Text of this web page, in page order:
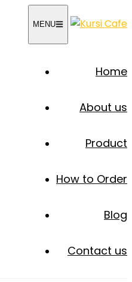
MENU
Home
About us
Product
How to Order
Blog
Contact us